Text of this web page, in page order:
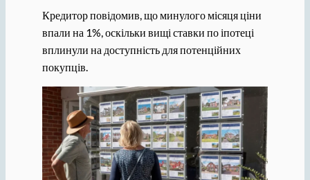
Кредитор повідомив, що минулого місяця ціни
впали на 1%, оскільки вищі ставки по іпотеці
вплинули на доступність для потенційних
покупців.